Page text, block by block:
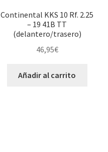
Continental KKS 10 Rf. 2.25
– 19 41B TT
(delantero/trasero)
46,95€
Añadir al carrito